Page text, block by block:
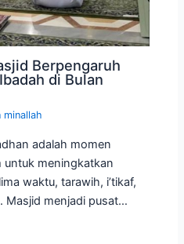
Berpengaruh
di Bulan
minallah
adalah momen
untuk meningkatkan
waktu, tarawih, i’tikaf,
Masjid menjadi pusat…